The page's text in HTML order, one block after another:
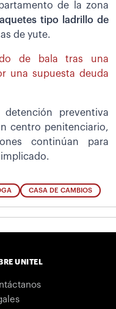
de la zona
tipo ladrillo de
de yute.
de bala tras una
una supuesta deuda
preventiva
centro penitenciario,
continúan para
CASA DE CAMBIOS
UNITEL